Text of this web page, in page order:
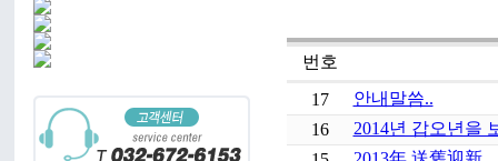
번호
17
안내말씀..
16
2014년 갑오년을